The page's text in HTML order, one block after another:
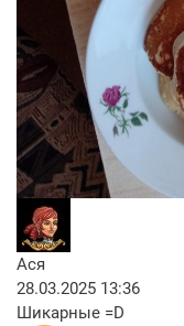
Ася
28.03.2025 13:36
Шикарные =D